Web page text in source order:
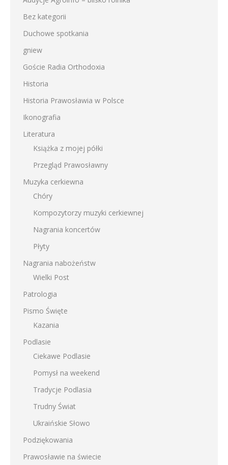
Bez kategorii
Duchowe spotkania
gniew
Goście Radia Orthodoxia
Historia
Historia Prawosławia w Polsce
Ikonografia
Literatura
Książka z mojej półki
Przegląd Prawosławny
Muzyka cerkiewna
Chóry
Kompozytorzy muzyki cerkiewnej
Nagrania koncertów
Płyty
Nagrania nabożeństw
Wielki Post
Patrologia
Pismo Święte
Kazania
Podlasie
Ciekawe Podlasie
Pomysł na weekend
Tradycje Podlasia
Trudny Świat
Ukraińskie Słowo
Podziękowania
Prawosławie na świecie